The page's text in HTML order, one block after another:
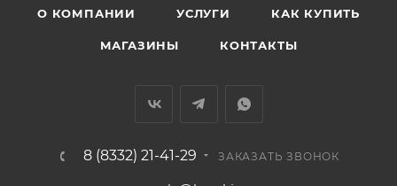
отсутствии подъездных путей поставщик вправе
Доставка заказов по России не осуществляется.
О КОМПАНИИ УСЛУГИ КАК КУПИТЬ
МАГАЗИНЫ КОНТАКТЫ
8 (8332) 21-41-29 ЗАКАЗАТЬ ЗВОНОК